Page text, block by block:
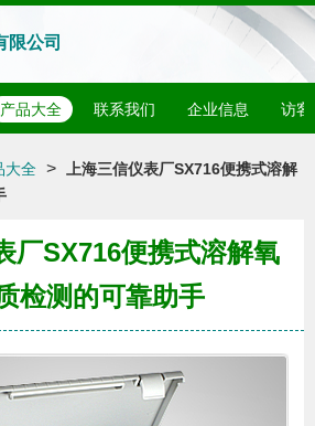
限公司
产品大全 联系我们 企业信息 访客
大全 >
上海三信仪表厂SX716便携式溶解
厂SX716便携式溶解氧
检测的可靠助手